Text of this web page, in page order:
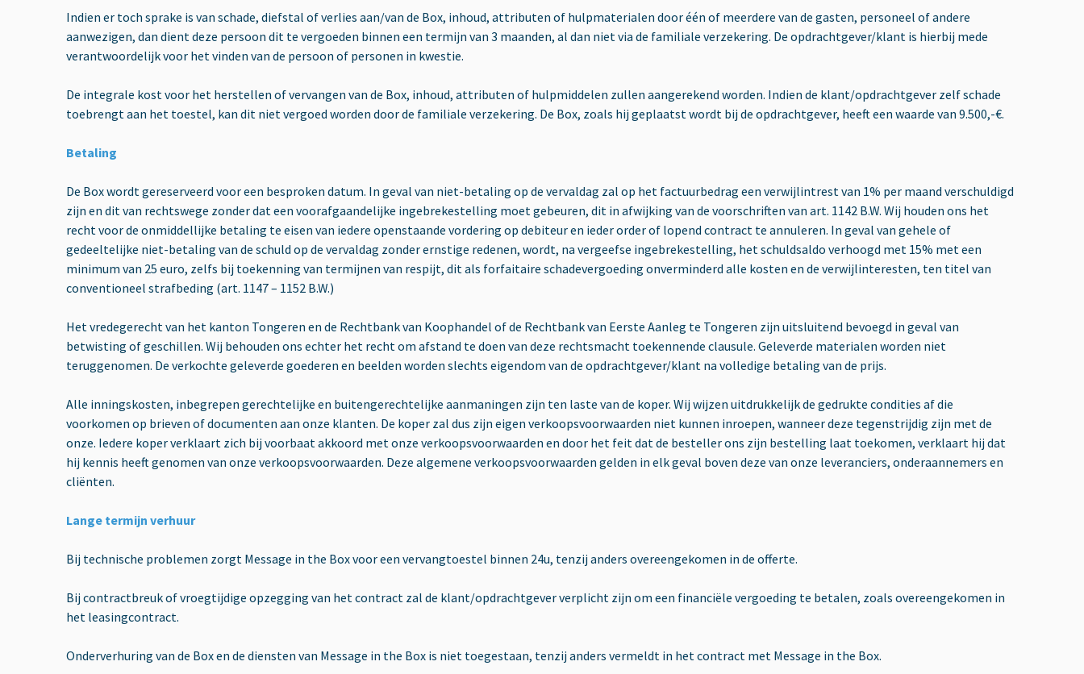
Indien er toch sprake is van schade, diefstal of verlies aan/van de Box, inhoud, attributen of hulpmaterialen door één of meerdere van de gasten, personeel of andere
aanwezigen, dan dient deze persoon dit te vergoeden binnen een termijn van 3 maanden, al dan niet via de familiale verzekering. De opdrachtgever/klant is hierbij mede
verantwoordelijk voor het vinden van de persoon of personen in kwestie.
De integrale kost voor het herstellen of vervangen van de Box, inhoud, attributen of hulpmiddelen zullen aangerekend worden. Indien de klant/opdrachtgever zelf schade
toebrengt aan het toestel, kan dit niet vergoed worden door de familiale verzekering. De Box, zoals hij geplaatst wordt bij de opdrachtgever, heeft een waarde van 9.500,-€.
Betaling
De Box wordt gereserveerd voor een besproken datum. In geval van niet-betaling op de vervaldag zal op het factuurbedrag een verwijlintrest van 1% per maand verschuldigd
zijn en dit van rechtswege zonder dat een voorafgaandelijke ingebrekestelling moet gebeuren, dit in afwijking van de voorschriften van art. 1142 B.W. Wij houden ons het
recht voor de onmiddellijke betaling te eisen van iedere openstaande vordering op debiteur en ieder order of lopend contract te annuleren. In geval van gehele of
gedeeltelijke niet-betaling van de schuld op de vervaldag zonder ernstige redenen, wordt, na vergeefse ingebrekestelling, het schuldsaldo verhoogd met 15% met een
minimum van 25 euro, zelfs bij toekenning van termijnen van respijt, dit als forfaitaire schadevergoeding onverminderd alle kosten en de verwijlinteresten, ten titel van
conventioneel strafbeding (art. 1147 – 1152 B.W.)
Het vredegerecht van het kanton Tongeren en de Rechtbank van Koophandel of de Rechtbank van Eerste Aanleg te Tongeren zijn uitsluitend bevoegd in geval van
betwisting of geschillen. Wij behouden ons echter het recht om afstand te doen van deze rechtsmacht toekennende clausule. Geleverde materialen worden niet
teruggenomen. De verkochte geleverde goederen en beelden worden slechts eigendom van de opdrachtgever/klant na volledige betaling van de prijs.
Alle inningskosten, inbegrepen gerechtelijke en buitengerechtelijke aanmaningen zijn ten laste van de koper. Wij wijzen uitdrukkelijk de gedrukte condities af die
voorkomen op brieven of documenten aan onze klanten. De koper zal dus zijn eigen verkoopsvoorwaarden niet kunnen inroepen, wanneer deze tegenstrijdig zijn met de
onze. Iedere koper verklaart zich bij voorbaat akkoord met onze verkoopsvoorwaarden en door het feit dat de besteller ons zijn bestelling laat toekomen, verklaart hij dat
hij kennis heeft genomen van onze verkoopsvoorwaarden. Deze algemene verkoopsvoorwaarden gelden in elk geval boven deze van onze leveranciers, onderaannemers en
cliënten.
Lange termijn verhuur
Bij technische problemen zorgt Message in the Box voor een vervangtoestel binnen 24u, tenzij anders overeengekomen in de offerte.
Bij contractbreuk of vroegtijdige opzegging van het contract zal de klant/opdrachtgever verplicht zijn om een financiële vergoeding te betalen, zoals overeengekomen in
het leasingcontract.
Onderverhuring van de Box en de diensten van Message in the Box is niet toegestaan, tenzij anders vermeldt in het contract met Message in the Box.